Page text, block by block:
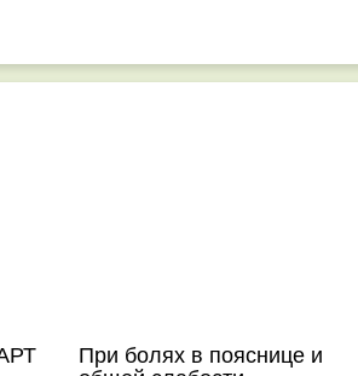
При болях в пояснице и